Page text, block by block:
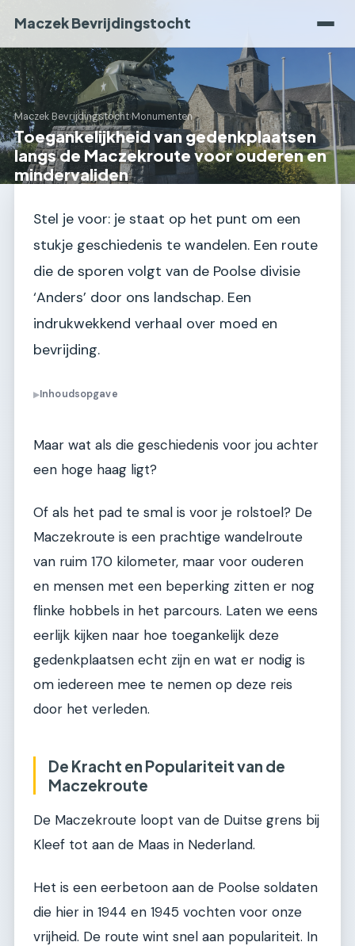
Maczek Bevrijdingstocht
Maczek Bevrijdingstocht›Monumenten
Toegankelijkheid van gedenkplaatsen
langs de Maczekroute voor ouderen en
mindervaliden
Stel je voor: je staat op het punt om een
stukje geschiedenis te wandelen. Een route
die de sporen volgt van de Poolse divisie
‘Anders’ door ons landschap. Een
indrukwekkend verhaal over moed en
bevrijding.
▶Inhoudsopgave
Maar wat als die geschiedenis voor jou achter
een hoge haag ligt?
Of als het pad te smal is voor je rolstoel? De
Maczekroute is een prachtige wandelroute
van ruim 170 kilometer, maar voor ouderen
en mensen met een beperking zitten er nog
flinke hobbels in het parcours. Laten we eens
eerlijk kijken naar hoe toegankelijk deze
gedenkplaatsen echt zijn en wat er nodig is
om iedereen mee te nemen op deze reis
door het verleden.
De Kracht en Populariteit van de
Maczekroute
De Maczekroute loopt van de Duitse grens bij
Kleef tot aan de Maas in Nederland.
Het is een eerbetoon aan de Poolse soldaten
die hier in 1944 en 1945 vochten voor onze
vrijheid. De route wint snel aan populariteit. In